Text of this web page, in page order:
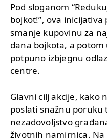
Pod sloganom
bojkot!”, ova inicijativa
smanje kupovinu za
dana bojkota, a
potpuno izbjegnu
centre.
Glavni cilj akcije, kako
poslati snažnu poruku
nezadovoljstvo
životnih namirnica. Na